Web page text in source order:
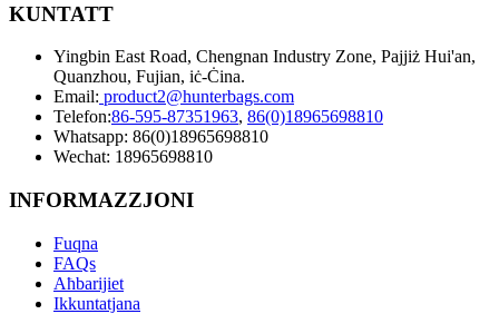
KUNTATT
Yingbin East Road, Chengnan Industry Zone, Pajjiż Hui'an,
Quanzhou, Fujian, iċ-Ċina.
Email: product2@hunterbags.com
Telefon:86-595-87351963, 86(0)18965698810
Whatsapp: 86(0)18965698810
Wechat: 18965698810
INFORMAZZJONI
Fuqna
FAQs
Aħbarijiet
Ikkuntatjana